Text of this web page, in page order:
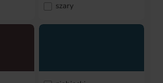
szary